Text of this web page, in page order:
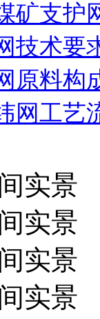
支护
技术要
原料构
网工艺
实景
实景
实景
实景